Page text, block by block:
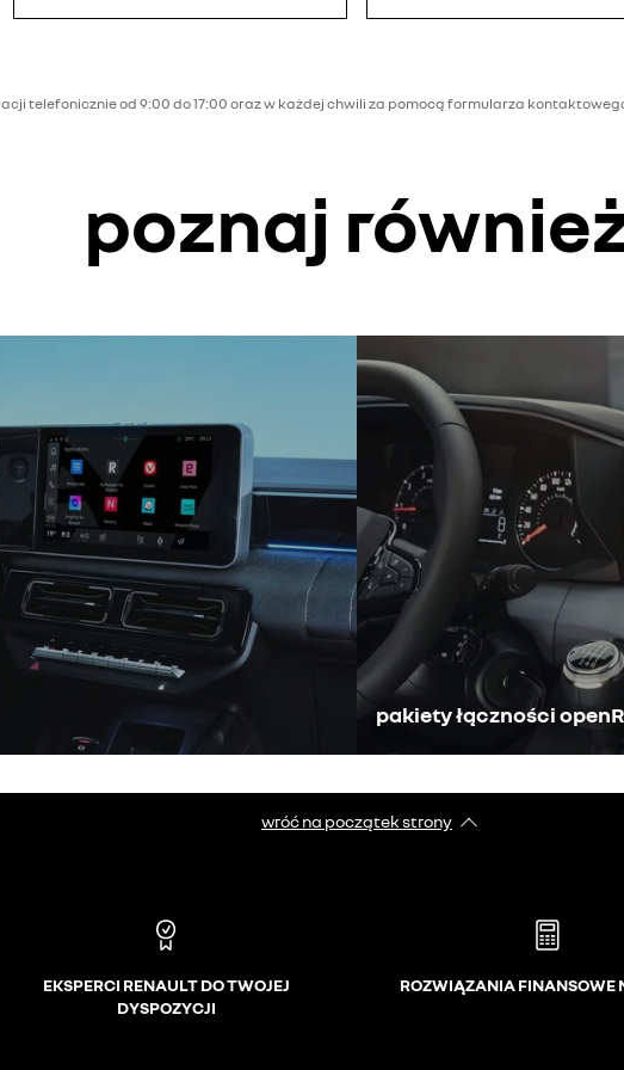
telefonicznie od 9:00 do 17:00 oraz w każdej chwili za pomocą formularza
poznaj
pakiety łączności
wróć na początek strony
EKSPERCI RENAULT DO TWOJEJ
DYSPOZYCJI
ROZWIĄZANIA FINANSOWE